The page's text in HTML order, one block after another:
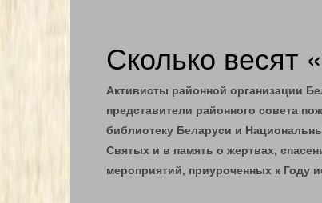
Сколько весят
Активисты районной организации
представители районного совета
библиотеку Беларуси и
Святых и в память о жертвах,
мероприятий, приуроченных к Году